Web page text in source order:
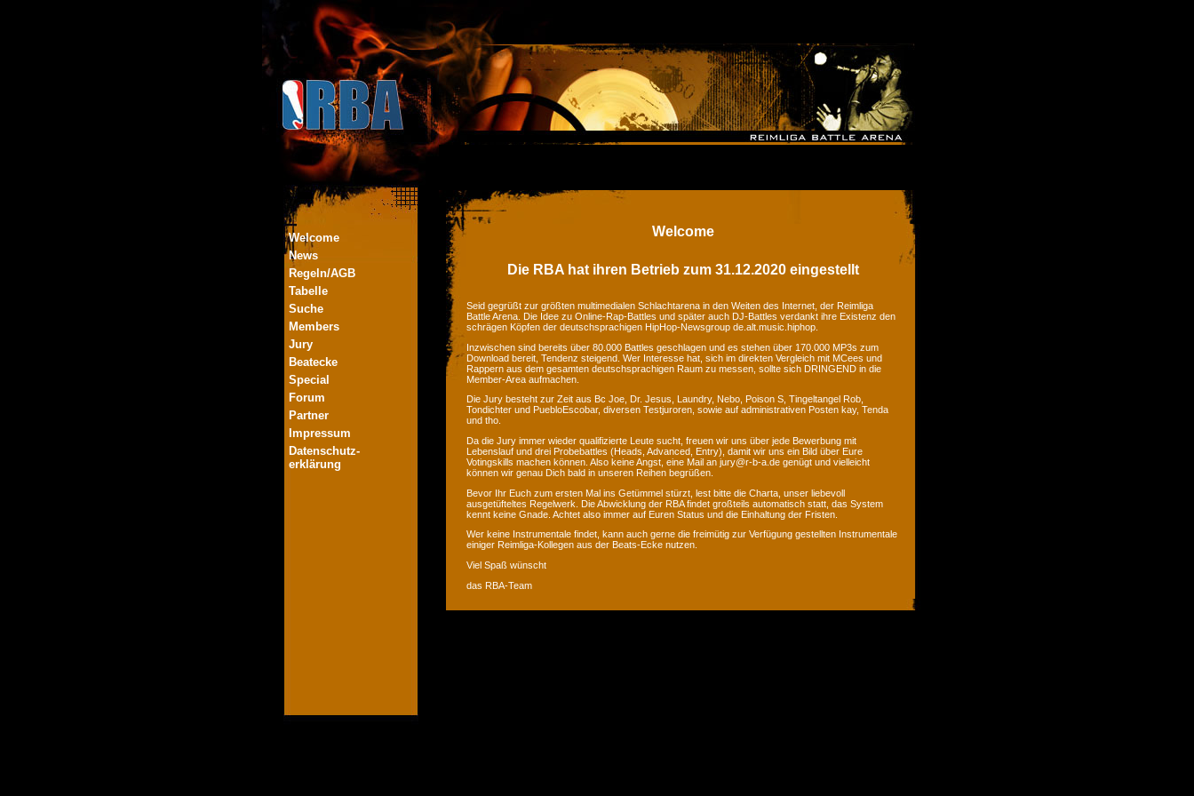
Welcome
News
Regeln/AGB
Tabelle
Suche
Members
Jury
Beatecke
Special
Forum
Partner
Impressum
Datenschutz-
erklärung
Welcome
Die RBA hat ihren Betrieb zum 31.12.2020 eingestellt
Seid gegrüßt zur größten multimedialen Schlachtarena in den Weiten des Internet, der Reimliga
Battle Arena. Die Idee zu Online-Rap-Battles und später auch DJ-Battles verdankt ihre Existenz den
schrägen Köpfen der deutschsprachigen HipHop-Newsgroup de.alt.music.hiphop.
Inzwischen sind bereits über 80.000 Battles geschlagen und es stehen über 170.000 MP3s zum
Download bereit, Tendenz steigend. Wer Interesse hat, sich im direkten Vergleich mit MCees und
Rappern aus dem gesamten deutschsprachigen Raum zu messen, sollte sich DRINGEND in die
Member-Area aufmachen.
Die Jury besteht zur Zeit aus Bc Joe, Dr. Jesus, Laundry, Nebo, Poison S, Tingeltangel Rob,
Tondichter und PuebloEscobar, diversen Testjuroren, sowie auf administrativen Posten kay, Tenda
und tho.
Da die Jury immer wieder qualifizierte Leute sucht, freuen wir uns über jede Bewerbung mit
Lebenslauf und drei Probebattles (Heads, Advanced, Entry), damit wir uns ein Bild über Eure
Votingskills machen können. Also keine Angst, eine Mail an jury@r-b-a.de genügt und vielleicht
können wir genau Dich bald in unseren Reihen begrüßen.
Bevor Ihr Euch zum ersten Mal ins Getümmel stürzt, lest bitte die Charta, unser liebevoll
ausgetüfteltes Regelwerk. Die Abwicklung der RBA findet großteils automatisch statt, das System
kennt keine Gnade. Achtet also immer auf Euren Status und die Einhaltung der Fristen.
Wer keine Instrumentale findet, kann auch gerne die freimütig zur Verfügung gestellten Instrumentale
einiger Reimliga-Kollegen aus der Beats-Ecke nutzen.
Viel Spaß wünscht
das RBA-Team